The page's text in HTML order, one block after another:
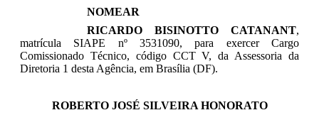
NOMEAR
RICARDO BISINOTTO CATANANT,
matrícula SIAPE nº3531090, para exercer Cargo
Comissionado Técnico, código CCT V, da Assessoria da
Diretoria 1 desta Agência, em Brasília (DF).
ROBERTO JOSÉ SILVEIRA HONORATO